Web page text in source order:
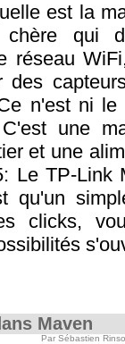
est la
qui
réseau
des
n'est ni
une
et une
Le TP-Link
qu'un
clicks,
Maven
Par Sébastien